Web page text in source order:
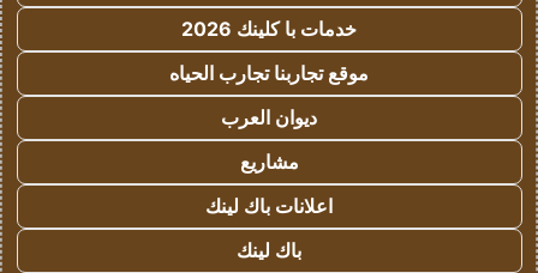
خدمات با كلينك 2026
موقع تجاربنا تجارب الحياه
ديوان العرب
مشاريع
اعلانات باك لينك
باك لينك